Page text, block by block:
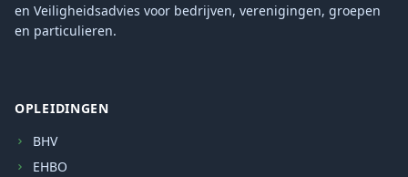
en Veiligheidsadvies voor bedrijven, verenigingen, groepen
en particulieren.
OPLEIDINGEN
BHV
EHBO